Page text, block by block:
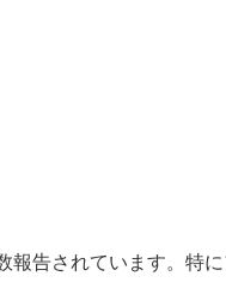
告されています。特